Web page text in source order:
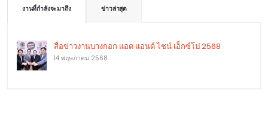
งานที่กำลังจะมาถึง ข่าวล่าสุด
สื่อข่าวงานบางกอก แอด แอนด์ ไซน์ เอ็กซ์โป 2568
14 พฤษภาคม 2568